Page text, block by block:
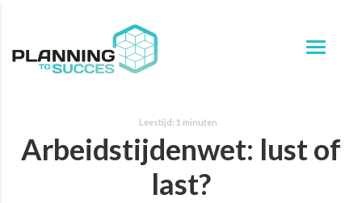
Arbeidstijdenwet: lust of
last?